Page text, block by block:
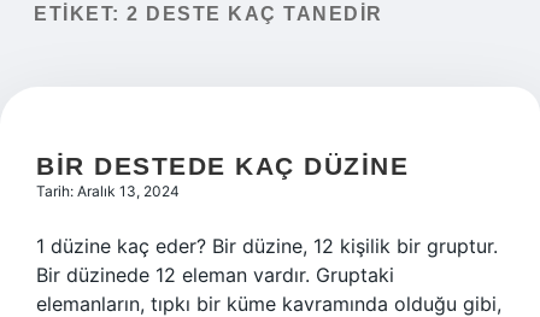
Yasal Uyarı
ETIKET: 2 DESTE KAÇ TANEDIR
BIR DESTEDE KAÇ DÜZINE
Tarih: Aralık 13, 2024
1 düzine kaç eder? Bir düzine, 12 kişilik bir gruptur.
Bir düzinede 12 eleman vardır. Gruptaki
elemanların, tıpkı bir küme kavramında olduğu gibi,